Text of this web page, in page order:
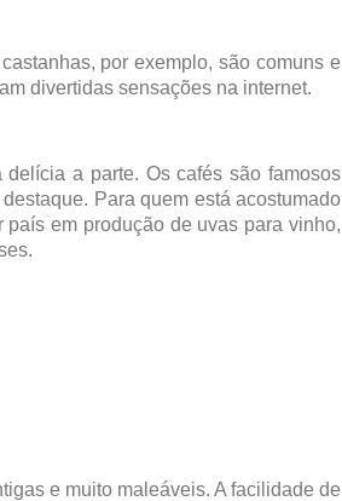
por exemplo, são comuns e
divertidas sensações na internet.
a parte. Os cafés são famosos
Para quem está acostumado
em produção de uvas para vinho,
e muito maleáveis. A facilidade de